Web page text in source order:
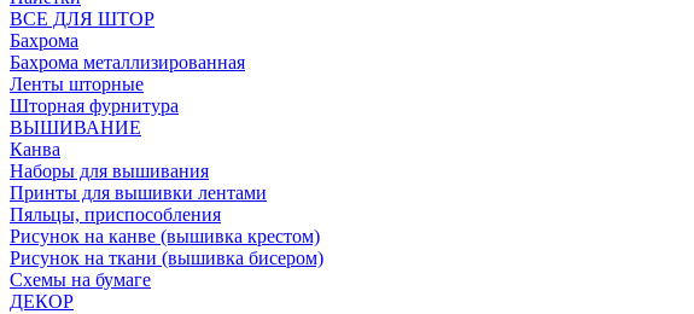
ВСЕ ДЛЯ ШТОР
Бахрома
Бахрома металлизированная
Ленты шторные
Шторная фурнитура
ВЫШИВАНИЕ
Канва
Наборы для вышивания
Принты для вышивки лентами
Пяльцы, приспособления
Рисунок на канве (вышивка крестом)
Рисунок на ткани (вышивка бисером)
Схемы на бумаге
ДЕКОР